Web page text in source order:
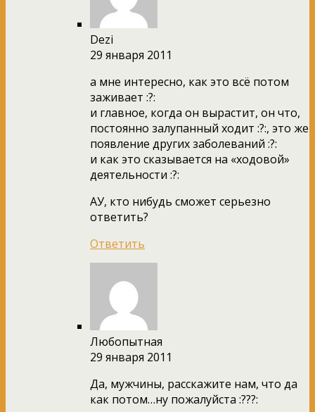
Dezi
29 января 2011
а мне интересно, как это всё потом
заживает :?:
и главное, когда он вырастит, он что,
постоянно залупанный ходит :?:, это же
появление других заболеваний :?:
и как это сказывается на «ходовой»
деятельности :?:
АУ, кто нибудь сможет серьезно
ответить?
Ответить
Любопытная
29 января 2011
Да, мужчины, расскажите нам, что да
как потом…ну пожалуйста :???: